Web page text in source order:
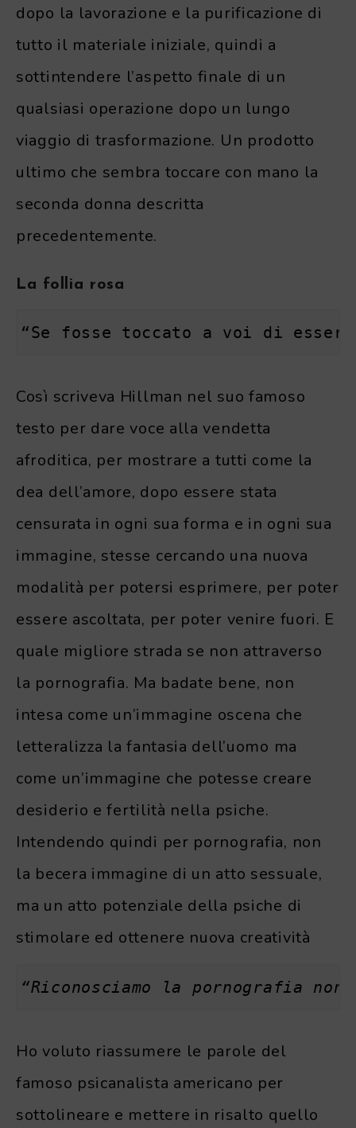
dopo la lavorazione e la purificazione di
tutto il materiale iniziale, quindi a
sottintendere l’aspetto finale di un
qualsiasi operazione dopo un lungo
viaggio di trasformazione. Un prodotto
ultimo che sembra toccare con mano la
seconda donna descritta
precedentemente.
La follia rosa
“Se fosse toccato a voi di
Così scriveva Hillman nel suo famoso
testo per dare voce alla vendetta
afroditica, per mostrare a tutti come la
dea dell’amore, dopo essere stata
censurata in ogni sua forma e in ogni sua
immagine, stesse cercando una nuova
modalità per potersi esprimere, per poter
essere ascoltata, per poter venire fuori. E
quale migliore strada se non attraverso
la pornografia. Ma badate bene, non
intesa come un’immagine oscena che
letteralizza la fantasia dell’uomo ma
come un’immagine che potesse creare
desiderio e fertilità nella psiche.
Intendendo quindi per pornografia, non
la becera immagine di un atto sessuale,
ma un atto potenziale della psiche di
stimolare ed ottenere nuova creatività
“Riconosciamo la pornografia
Ho voluto riassumere le parole del
famoso psicanalista americano per
sottolineare e mettere in risalto quello